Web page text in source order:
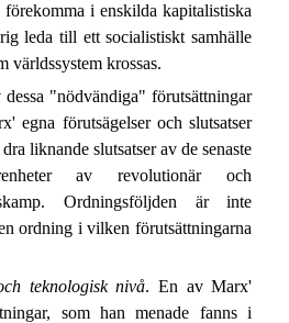
i enskilda kapitalistiska
leda till ett socialistiskt samhälle
världssystem krossas.
"nödvändiga" förutsättningar
egna förutsägelser och slutsatser
liknande slutsatser av de senaste
av revolutionär och
Ordningsföljden är inte
ordning i vilken förutsättningarna
teknologisk nivå. En av Marx'
som han menade fanns i